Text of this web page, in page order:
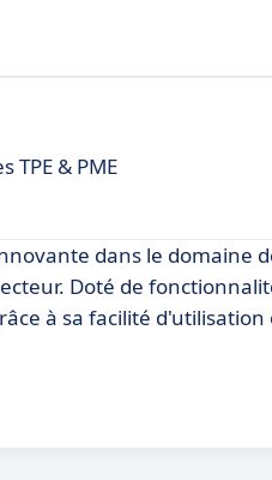
TPE & PME
dans le domaine
Doté de
à sa facilité d'utilisation